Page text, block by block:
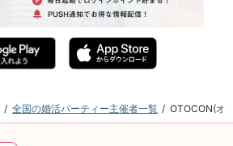
全国の婚活パーティー主催者一覧 OTOCON(オ